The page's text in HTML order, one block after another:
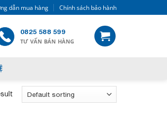
dẫn mua hàng Chính sách bảo hành
0825 588 599
TƯ VẤN BÁN HÀNG